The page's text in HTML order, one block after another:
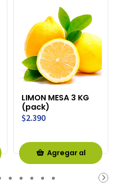
LIMON MESA 3 KG
(pack)
$2.390
Agregar al
Carro